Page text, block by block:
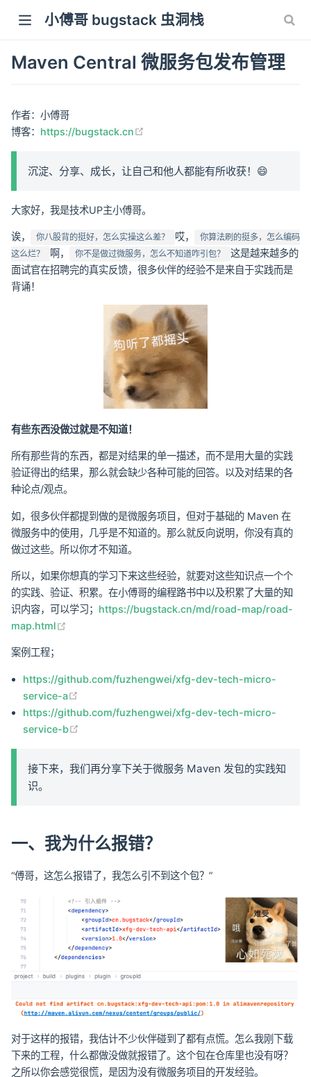
小傅哥 bugstack 虫洞栈
Maven Central 微服务包发布管理
作者：小傅哥
博客： https://bugstack.cn
沉淀、分享、成长，让自己和他人都能有所收获！😄
大家好，我是技术UP主小傅哥。
诶， 你八股背的挺好，怎么实操这么差？ 哎，
你算法刷的挺多，怎么编码
这么烂？
啊， 你不是做过微服务，怎么不知道咋引包？
这是越来越多的
面试官在招聘完的真实反馈，很多伙伴的经验不是来自于实践而是
背诵！
有些东西没做过就是不知道！
所有那些背的东西，都是对结果的单一描述，而不是用大量的实践
验证得出的结果，那么就会缺少各种可能的回答。以及对结果的各
种论点/观点。
如，很多伙伴都提到做的是微服务项目，但对于基础的 Maven 在
微服务中的使用，几乎是不知道的。那么就反向说明，你没有真的
做过这些。所以你才不知道。
所以，如果你想真的学习下来这些经验，就要对这些知识点一个个
的实践、验证、积累。在小傅哥的编程路书中以及积累了大量的知
识内容，可以学习； https://bugstack.cn/md/road-map/road-
map.html
案例工程；
https://github.com/fuzhengwei/xfg-dev-tech-micro-
service-a
https://github.com/fuzhengwei/xfg-dev-tech-micro-
service-b
接下来，我们再分享下关于微服务 Maven 发包的实践知
识。
一、我为什么报错？
“傅哥，这怎么报错了，我怎么引不到这个包？”
对于这样的报错，我估计不少伙伴碰到了都有点慌。怎么我刚下载
下来的工程，什么都做没做就报错了。这个包在仓库里也没有呀？
之所以你会感觉很慌，是因为没有微服务项目的开发经验。